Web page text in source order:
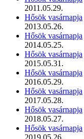
2011.05.29.
Hősök vasárnapja
2013.05.26.
Hősök vasárnapja
2014.05.25.
Hősök vasárnapja
2015.05.31.
Hősök vasárnapja
2016.05.29.
Hősök vasárnapja
2017.05.28.
Hősök vasárnapja
2018.05.27.
Hősök vasárnapja
2019.05.26.